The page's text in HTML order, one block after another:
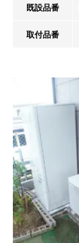
既設品番
取付品番